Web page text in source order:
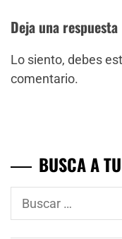
Deja una respuesta
Lo siento, debes
comentario.
BUSCA A
Buscar: